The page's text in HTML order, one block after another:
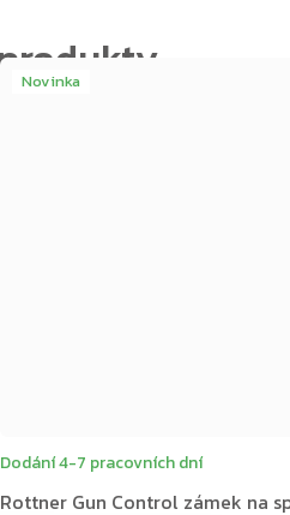
Novinka
Rottner Gun Control zámek na
Dodání 4-7 pracovních dní